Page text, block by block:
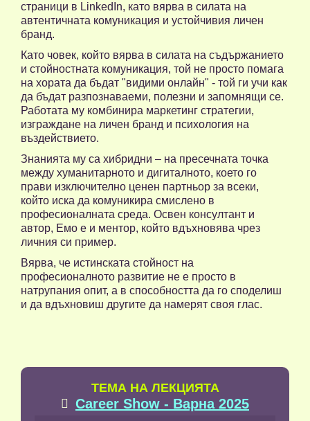
страници в LinkedIn, като вярва в силата на
автентичната комуникация и устойчивия личен
бранд.
Като човек, който вярва в силата на съдържанието
и стойностната комуникация, той не просто помага
на хората да бъдат "видими онлайн" - той ги учи как
да бъдат разпознаваеми, полезни и запомнящи се.
Работата му комбинира маркетинг стратегии,
изграждане на личен бранд и психология на
въздействието.
Знанията му са хибридни – на пресечната точка
между хуманитарното и дигиталното, което го
прави изключително ценен партньор за всеки,
който иска да комуникира смислено в
професионалната среда. Освен консултант и
автор, Емо е и ментор, който вдъхновява чрез
личния си пример.
Вярва, че истинската стойност на
професионалното развитие не е просто в
натрупания опит, а в способността да го споделиш
и да вдъхновиш другите да намерят своя глас.
TЕМА НА ЛЕКЦИЯТА
 Career Show - Варна 2025